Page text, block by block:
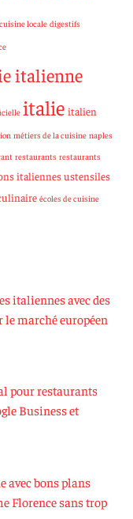
cuisine locale digestifs
italienne
italie italien
métiers de la cuisine naples
restaurants restaurants
italiennesustensiles
écoles de cuisine
italiennes avec des
marché européen
pour restaurants
Business et
avec bons plans
Florence sans trop